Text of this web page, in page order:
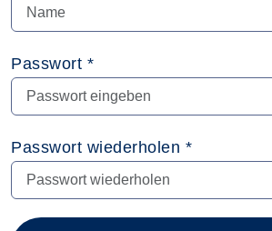
Passwort *
Passwort wiederholen *